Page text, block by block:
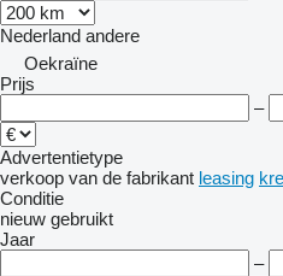
Nederland andere
Oekraïne
Prijs
–
Advertentietype
verkoop van de fabrikant leasing
Conditie
nieuw gebruikt
Jaar
–